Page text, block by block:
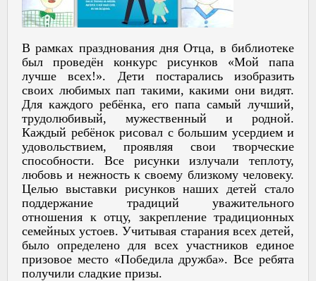
В рамках празднования дня Отца, в библиотеке
был проведён конкурс рисунков «Мой папа
лучше всех!». Дети постарались изобразить
своих любимых пап такими, какими они видят.
Для каждого ребёнка, его папа самый лучший,
трудолюбивый, мужественный и родной.
Каждый ребёнок рисовал с большим усердием и
удовольствием, проявляя свои творческие
способности. Все рисунки излучали теплоту,
любовь и нежность к своему близкому человеку.
Целью выставки рисунков наших детей стало
поддержание традиций уважительного
отношения к отцу, закрепление традиционных
семейных устоев. Учитывая старания всех детей,
было определено для всех участников единое
призовое место «Победила дружба». Все ребята
получили сладкие призы.